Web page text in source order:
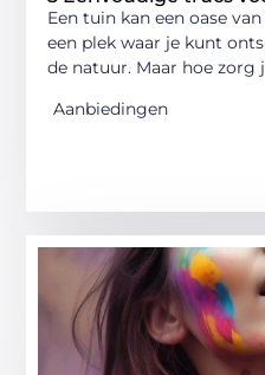
Een tuin kan een oase
een plek waar je kunt
de natuur. Maar hoe zorg
Aanbiedingen